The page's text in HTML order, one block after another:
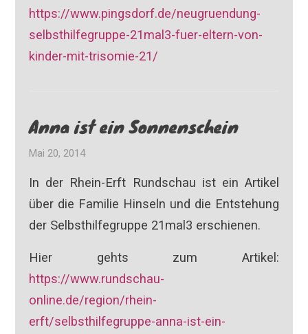
https://www.pingsdorf.de/neugruendung-
selbsthilfegruppe-21mal3-fuer-eltern-von-
kinder-mit-trisomie-21/
Anna ist ein Sonnenschein
Mai 20, 2014
In der Rhein-Erft Rundschau ist ein Artikel
über die Familie Hinseln und die Entstehung
der Selbsthilfegruppe 21mal3 erschienen.
Hier gehts zum Artikel:
https://www.rundschau-
online.de/region/rhein-
erft/selbsthilfegruppe-anna-ist-ein-